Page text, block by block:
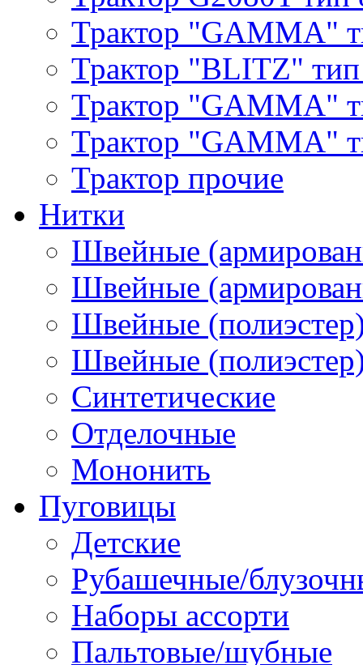
Трактор "GAMMA"
Трактор "BLITZ"
Трактор "GAMMA"
Трактор "GAMMA"
Трактор прочие
Нитки
Швейные
Швейные
Швейные
Швейные
Синтетические
Отделочные
Мононить
Пуговицы
Детские
Рубашечные/
Наборы ассорти
Пальтовые/шубные